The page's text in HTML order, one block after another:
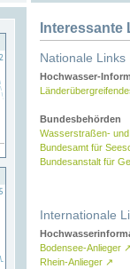
Interessante
Nationale Links
Hochwasser-
Bundesbehörden
Wasserstraßen-
Bundesamt für
Bundesanstalt für
Internationale
Bodensee-Anlieger ↗
Rhein-Anlieger ↗